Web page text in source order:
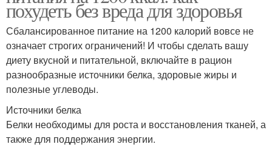
похудеть без вреда для здоровья
Сбалансированное питание на 1200 калорий вовсе не
означает строгих ограничений! И чтобы сделать вашу
диету вкусной и питательной, включайте в рацион
разнообразные источники белка, здоровые жиры и
полезные углеводы.
Источники белка
Белки необходимы для роста и восстановления тканей, а
также для поддержания энергии.